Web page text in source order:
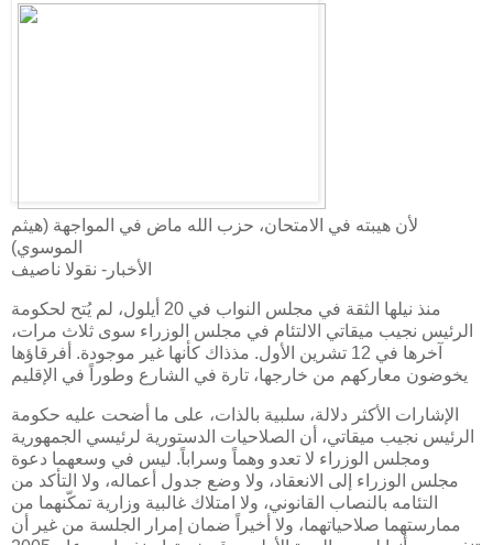
لأن هيبته في الامتحان، حزب الله ماض في المواجهة (هيثم
الموسوي)
الأخبار- نقولا ناصيف
منذ نيلها الثقة في مجلس النواب في 20 أيلول، لم يُتح لحكومة
الرئيس نجيب ميقاتي الالتئام في مجلس الوزراء سوى ثلاث مرات،
آخرها في 12 تشرين الأول. مذذاك كأنها غير موجودة. أفرقاؤها
يخوضون معاركهم من خارجها، تارة في الشارع وطوراً في الإقليم
الإشارات الأكثر دلالة، سلبية بالذات، على ما أضحت عليه حكومة
الرئيس نجيب ميقاتي، أن الصلاحيات الدستورية لرئيسي الجمهورية
ومجلس الوزراء لا تعدو وهماً وسراباً. ليس في وسعهما دعوة
مجلس الوزراء إلى الانعقاد، ولا وضع جدول أعماله، ولا التأكد من
التئامه بالنصاب القانوني، ولا امتلاك غالبية وزارية تمكّنهما من
ممارستهما صلاحياتهما، ولا أخيراً ضمان إمرار الجلسة من غير أن